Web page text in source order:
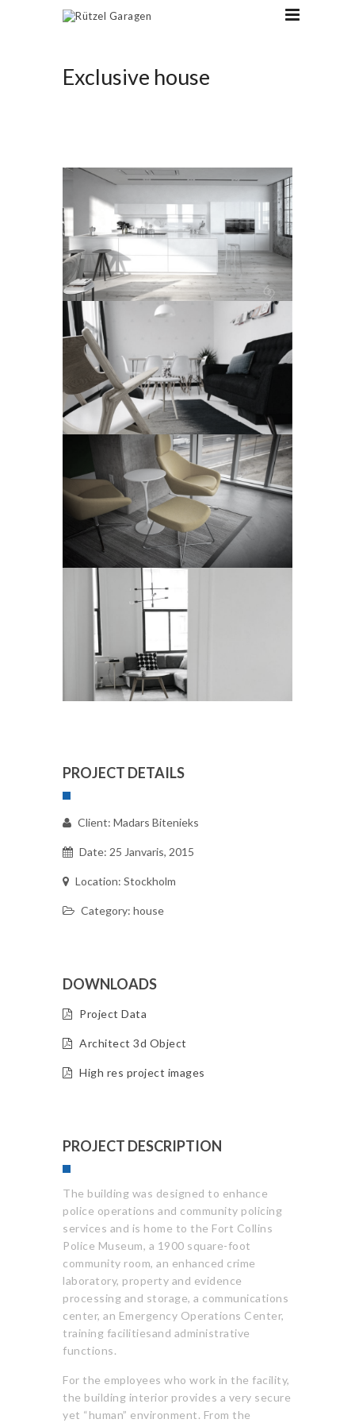
Exclusive house
PROJECT DETAILS
Client: Madars Bitenieks
Date: 25 Janvaris, 2015
Location: Stockholm
Category: house
DOWNLOADS
Project Data
Architect 3d Object
High res project images
PROJECT DESCRIPTION
The building was designed to enhance
police operations and community policing
services and is home to the Fort Collins
Police Museum, a 1900 square-foot
community room, an enhanced crime
laboratory, property and evidence
processing and storage, a communications
center, an Emergency Operations Center,
training facilitiesand administrative
functions.
For the employees who work in the facility,
the building interior provides a very secure
yet “human” environment. From the